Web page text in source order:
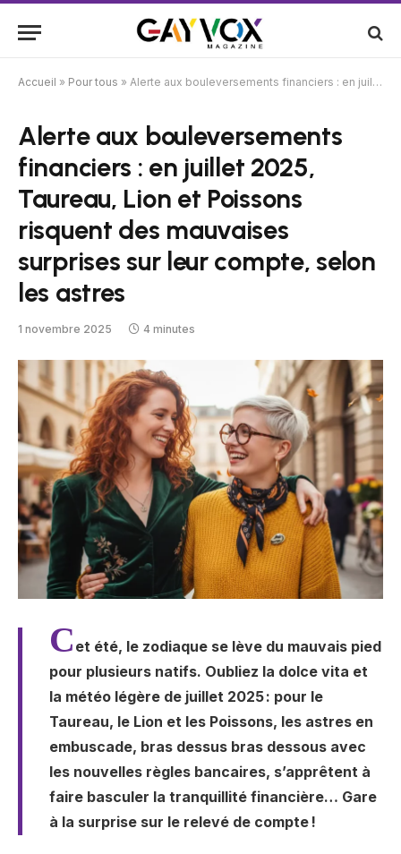
Accueil » Pour tous » Alerte aux bouleversements financiers : en juillet 2025, Taureau, Lion et Poissons risquent des mauvaises surprises sur leur compte, selon les astres
Alerte aux bouleversements
financiers : en juillet 2025,
Taureau, Lion et Poissons
risquent des mauvaises
surprises sur leur compte, selon
les astres
1 novembre 2025 4 minutes
C et été, le zodiaque se lève du mauvais pied
pour plusieurs natifs. Oubliez la dolce vita et
la météo légère de juillet 2025 : pour le
Taureau, le Lion et les Poissons, les astres en
embuscade, bras dessus bras dessous avec
les nouvelles règles bancaires, s’apprêtent à
faire basculer la tranquillité financière… Gare
à la surprise sur le relevé de compte !